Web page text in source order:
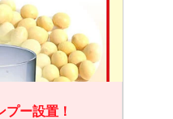
プー設置！